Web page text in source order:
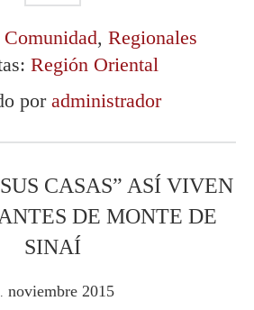
Comunidad, Regionales
Región Oriental
por administrador
CASAS” ASÍ VIVEN
DE MONTE DE
SINAÍ
. noviembre 2015